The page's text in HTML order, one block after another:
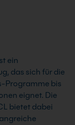
ein
das sich für die
Programme bis
eignet. Die
bietet dabei